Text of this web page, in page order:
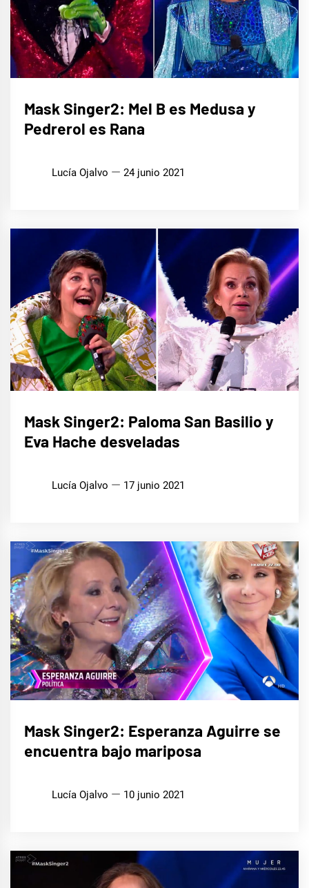
SERIES
Y TV
Mask Singer2: Mel B es Medusa y
Pedrerol es Rana
Lucía Ojalvo 24 junio 2021
SERIES
Y TV
Mask Singer2: Paloma San Basilio y
Eva Hache desveladas
Lucía Ojalvo 17 junio 2021
SERIES
Y TV
Mask Singer2: Esperanza Aguirre se
encuentra bajo mariposa
Lucía Ojalvo 10 junio 2021